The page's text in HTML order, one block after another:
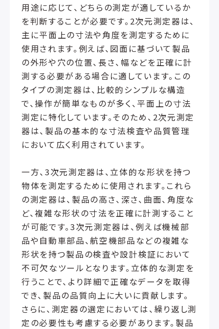
用途に応じて、どちらの測定が適しているか
を判断することが必要です。2次元測定器は、
主に平面上の寸法や角度を測定するために
使用されます。例えば、図面に基づいて製品
の外形や穴の位置、長さ、幅などを正確に計
測する必要がある場合に適しています。この
タイプの測定器は、比較的シンプルな構造
で、操作が簡単なものが多く、平面上の寸法
測定に特化しています。そのため、2次元測定
器は、製品の基本的な寸法検査や品質管理
において広く利用されています。
一方、3次元測定器は、立体的な形状を持つ
物体を測定するために使用されます。これら
の測定器は、製品の高さ、深さ、曲面、角度な
ど、複雑な形状の寸法を正確に計測すること
が可能です。3次元測定器は、例えば機械部
品や自動車部品、航空機部品などの複雑な
形状を持つ製品の検査や設計検証において
不可欠なツールとなります。立体的な測定を
行うことで、より詳細で正確なデータを取得
でき、製品の品質向上に大いに貢献します。
さらに、測定器の選定においては、繰り返し測
定の必要性も考慮する必要があります。製品